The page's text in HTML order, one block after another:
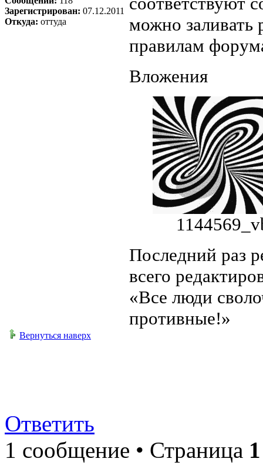
Зарегистрирован: 07.12.2011
Откуда: оттуда
можно заливать
правилам
Вложения
Последний раз
всего
«Все люди
противные!»
Вернуться наверх
Ответить
1 сообщение • Страница 1